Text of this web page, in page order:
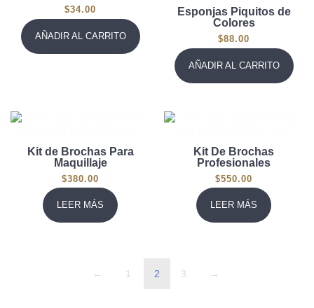
$34.00
AÑADIR AL CARRITO
Esponjas Piquitos de
Colores
$88.00
AÑADIR AL CARRITO
Kit de Brochas Para
Maquillaje
$380.00
LEER MÁS
Kit De Brochas
Profesionales
$550.00
LEER MÁS
← 1 2 3 →